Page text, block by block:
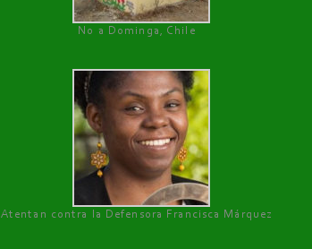
No a Dominga, Chile
Atentan contra la Defensora Francisca Márquez